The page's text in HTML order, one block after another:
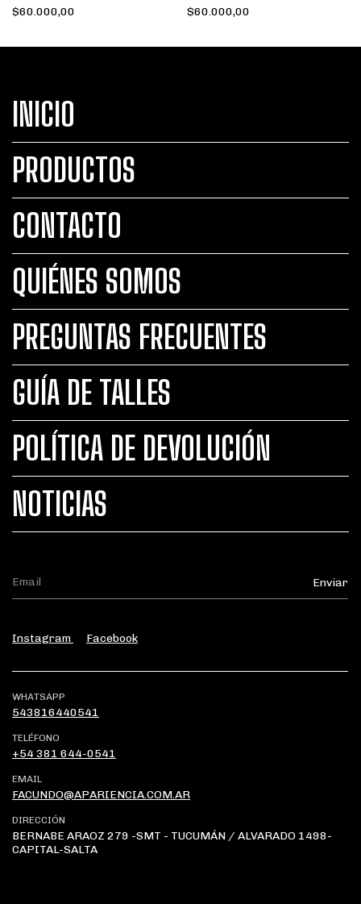
$60.000,00
$60.000,00
INICIO
PRODUCTOS
CONTACTO
QUIÉNES SOMOS
PREGUNTAS FRECUENTES
GUÍA DE TALLES
POLÍTICA DE DEVOLUCIÓN
NOTICIAS
Instagram Facebook
WHATSAPP
543816440541
TELÉFONO
+54 381 644-0541
EMAIL
FACUNDO@APARIENCIA.COM.AR
DIRECCIÓN
BERNABE ARAOZ 279 -SMT - TUCUMÁN / ALVARADO 1498-
CAPITAL-SALTA